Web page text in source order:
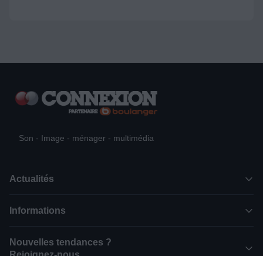
Son - Image - ménager - multimédia
Actualités
Informations
Nouvelles tendances ?